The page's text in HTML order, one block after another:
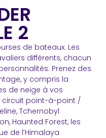
2
de bateaux. Les
différents, chacun
Prenez des
y compris la
de neige à vos
circuit point-à-point /
Tchernobyl
Haunted Forest, les
de l’Himalaya